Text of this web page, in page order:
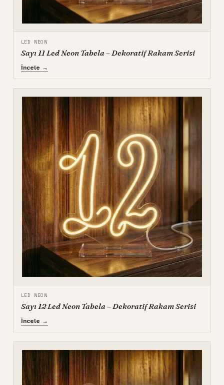
LED NEON
Sayı 11 Led Neon Tabela – Dekoratif Rakam Serisi
İncele →
LED NEON
Sayı 12 Led Neon Tabela – Dekoratif Rakam Serisi
İncele →